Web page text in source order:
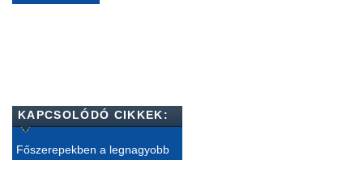
KAPCSOLÓDÓ CIKKEK:
Főszerepekben a legnagyobb